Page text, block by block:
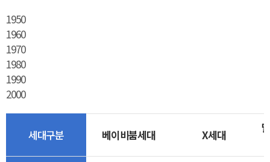
1950
1960
1970
1980
1990
2000
세대구분 베이비붐세대 X세대